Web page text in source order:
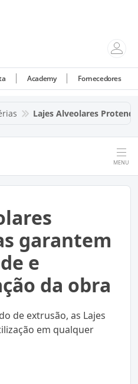
Academy Fornecedores
Lajes Alveolares
MENU
garantem
e
da obra
de extrusão, as Lajes
em qualquer